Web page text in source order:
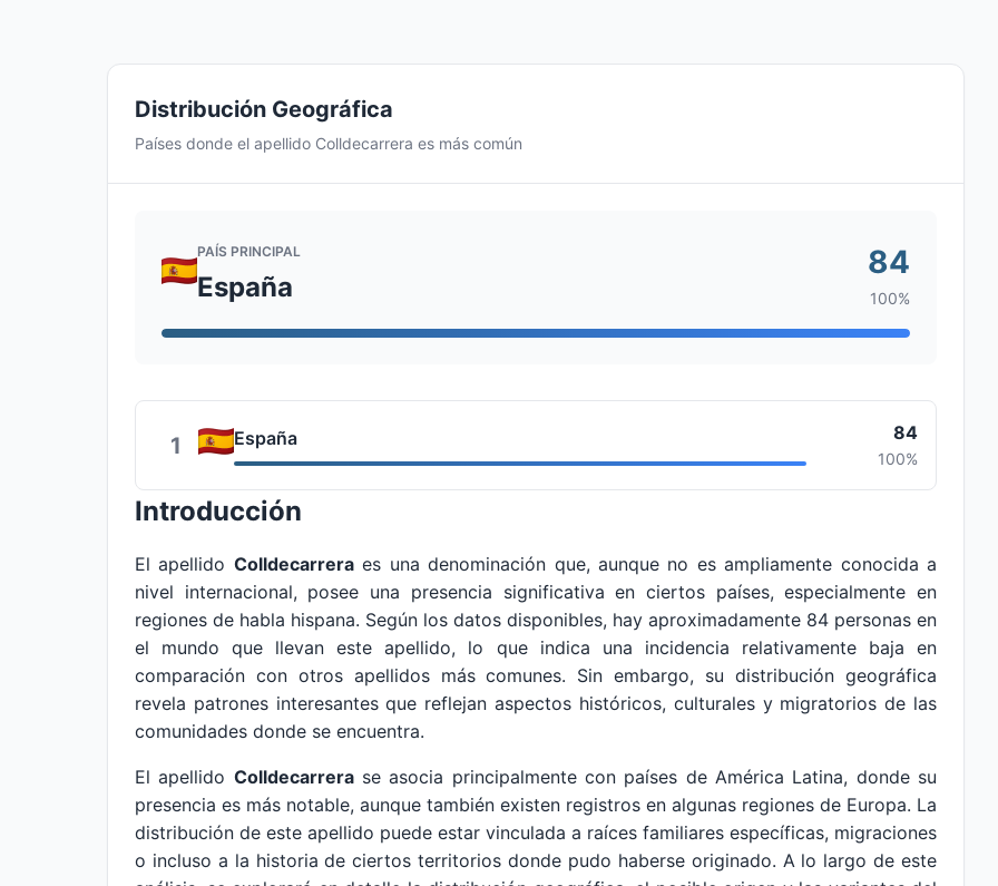
Distribución Geográfica
Países donde el apellido Colldecarrera es más común
PAÍS PRINCIPAL
España
84
100%
1 España 84
100%
Introducción
El apellido Colldecarreraes una denominación que, aunque no es ampliamente conocida a
nivel internacional, posee una presencia significativa en ciertos países, especialmente en
regiones de habla hispana. Según los datos disponibles, hay aproximadamente 84 personas en
el mundo que llevan este apellido, lo que indica una incidencia relativamente baja en
comparación con otros apellidos más comunes. Sin embargo, su distribución geográfica
revela patrones interesantes que reflejan aspectos históricos, culturales y migratorios de las
comunidades donde se encuentra.
El apellido Colldecarrerase asocia principalmente con países de América Latina, donde su
presencia es más notable, aunque también existen registros en algunas regiones de Europa. La
distribución de este apellido puede estar vinculada a raíces familiares específicas, migraciones
o incluso a la historia de ciertos territorios donde pudo haberse originado. A lo largo de este